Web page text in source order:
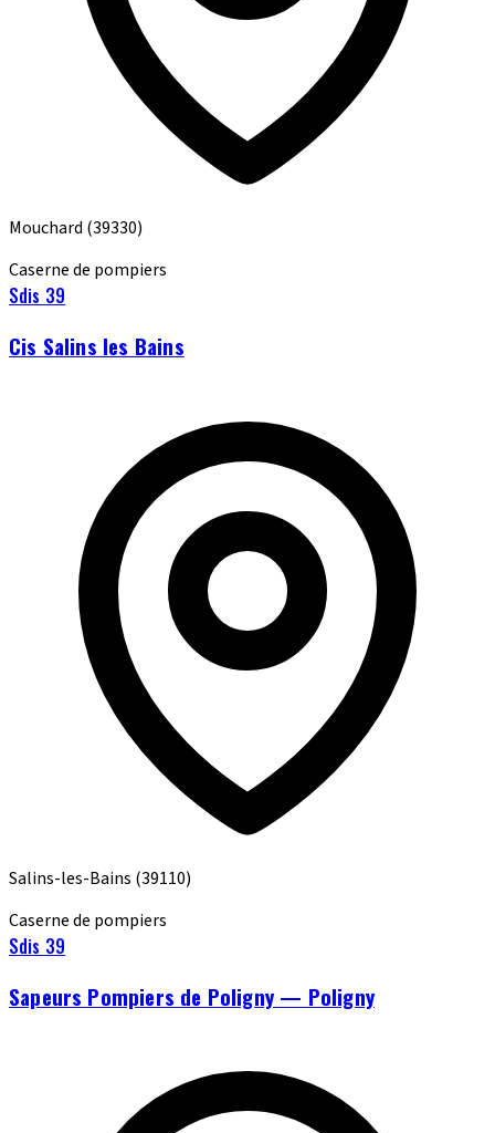
Mouchard (39330)
Caserne de pompiers
Sdis 39
Cis Salins les Bains
Salins-les-Bains (39110)
Caserne de pompiers
Sdis 39
Sapeurs Pompiers de Poligny — Poligny